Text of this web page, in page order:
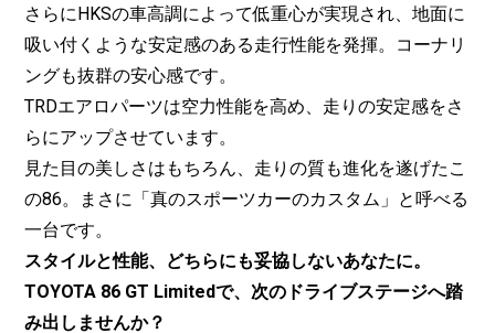
さらにHKSの車高調によって低重心が実現され、地面に
吸い付くような安定感のある走行性能を発揮。コーナリ
ングも抜群の安心感です。
TRDエアロパーツは空力性能を高め、走りの安定感をさ
らにアップさせています。
見た目の美しさはもちろん、走りの質も進化を遂げたこ
の86。まさに「真のスポーツカーのカスタム」と呼べる
一台です。
スタイルと性能、どちらにも妥協しないあなたに。
TOYOTA 86 GT Limitedで、次のドライブステージへ踏
み出しませんか？